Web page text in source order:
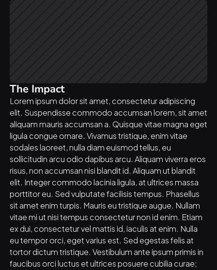
The Impact
Lorem ipsum dolor sit amet, consectetur adipiscing
elit. Suspendisse commodo accumsan lorem, sit amet
aliquam mauris accumsan a. Quisque vitae magna eget
ligula congue ornare. Vivamus tristique, enim vitae
sodales laoreet, nulla diam euismod tellus, eu
sollicitudin arcu odio dapibus arcu. Aliquam viverra eros
risus, non accumsan nisi blandit id. Aliquam ut blandit
elit. Integer commodo lacinia ligula, at ultrices massa
porttitor eu. Sed vulputate facilisis tempus. Phasellus
sit amet enim turpis. Mauris eu tristique augue. Nullam
vitae mi ut nisi tempus consectetur non id enim. Etiam
ex dui, consectetur vel mattis id, iaculis at enim. Nulla
eu tempor orci, eget varius est. Sed egestas felis at
tortor dictum tristique. Vestibulum ante ipsum primis in
faucibus orci luctus et ultrices posuere cubilia curae;